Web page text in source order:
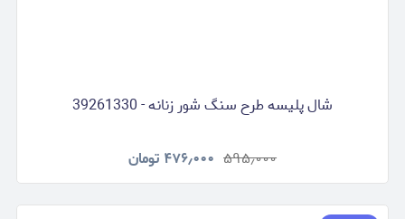
شال پلیسه طرح سنگ شور زنانه - 39261330
۵۹۵٫۰۰۰ ۴۷۶٫۰۰۰ تومان